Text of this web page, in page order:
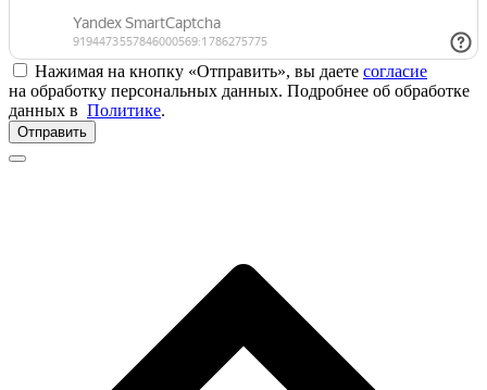
Нажимая на кнопку «Отправить», вы даете согласие
на обработку персональных данных. Подробнее об обработке
данных в Политике.
Отправить